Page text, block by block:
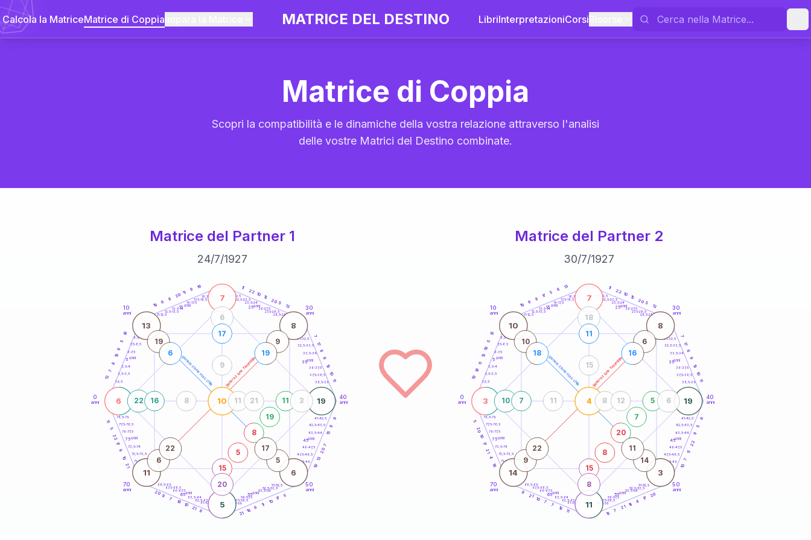
Calcola la MatriceMatrice di Coppia MATRICE DEL DESTINO LibriInterpretazioniCorsi
Matrice di Coppia
Scopri la compatibilità e le dinamiche della vostra relazione attraverso l'analisi
delle vostre Matrici del Destino combinate.
Matrice del Partner 1
24/7/1927
generazione maschile generazione femminile
0
anni
10
anni
30
anni
40
anni
50
anni
70
anni
1-2,5
2,5-3,5
3,5-4
6-7,5
7,5-8,5
8,5-9
11-12,5
12,5-13,5
13,5-14
16-17,5
17,5-18,5
18,5-19
21-22,5
22,5-23,5
23,5-24
26-27,5
27,5-28,5
28,5-29
31-32,5
32,5-33,5
33,5-34
36-37,5
37,5-38,5
38,5-39
41-42,5
42,5-43,5
43,5-44
46-47,5
47,5-48,5
48,5-49
51-52,5
52,5-53,5
53,5-54
56-57,5
57,5-58,5
58,5-59
61-62,5
62,5-63,5
63,5-64
66-67,5
67,5-68,5
68,5-69
71-72,5
72,5-73,5
73,5-74
76-77,5
77,5-78,5
78,5-79
13
7
8
19
6
5
18
19
6
8
20 11
9
16 11
22 10
15
20 5
13
7
17
8
9
19
10
11
9
8
15
7
20
13
19
5
17
10
11
9
16
21
8
21
10
16
7
9
20
21
10
9
17
22
5
11
6
7
19
5
10
13 8
11 6
15
5
8
19
11
22
6
3
20
16
17
11 21
8
9
19
6
9
19
6
22
5
17
5 anni
15 anni 25anni
35anni
45anni
55anni
65anni
75anni
Matrice del Partner 2
30/7/1927
generazione maschile generazione femminile
0
anni
10
anni
30
anni
40
anni
50
anni
70
anni
1-2,5
2,5-3,5
3,5-4
6-7,5
7,5-8,5
8,5-9
11-12,5
12,5-13,5
13,5-14
16-17,5
17,5-18,5
18,5-19
21-22,5
22,5-23,5
23,5-24
26-27,5
27,5-28,5
28,5-29
31-32,5
32,5-33,5
33,5-34
36-37,5
37,5-38,5
38,5-39
41-42,5
42,5-43,5
43,5-44
46-47,5
47,5-48,5
48,5-49
51-52,5
52,5-53,5
53,5-54
56-57,5
57,5-58,5
58,5-59
61-62,5
62,5-63,5
63,5-64
66-67,5
67,5-68,5
68,5-69
71-72,5
72,5-73,5
73,5-74
76-77,5
77,5-78,5
78,5-79
19
16
11
13
18
5
15
19
9
8
17
5
6
13 11
22 10
15
20 5
13
7
17
8
9
19
10
11
6
5
9
22
11
7
10
20
17
4
14
21
7
18
11
18
7
7
10
21
8
18
4
21
17
10
20
5
3
7
19
11
4
10 8
14 3
15
8
20
7
5
10
18
6
8
7
11
8 12
11
15
10
18
6
16
9
22
14
11
5 anni
15 anni 25anni
35anni
45anni
55anni
65anni
75anni